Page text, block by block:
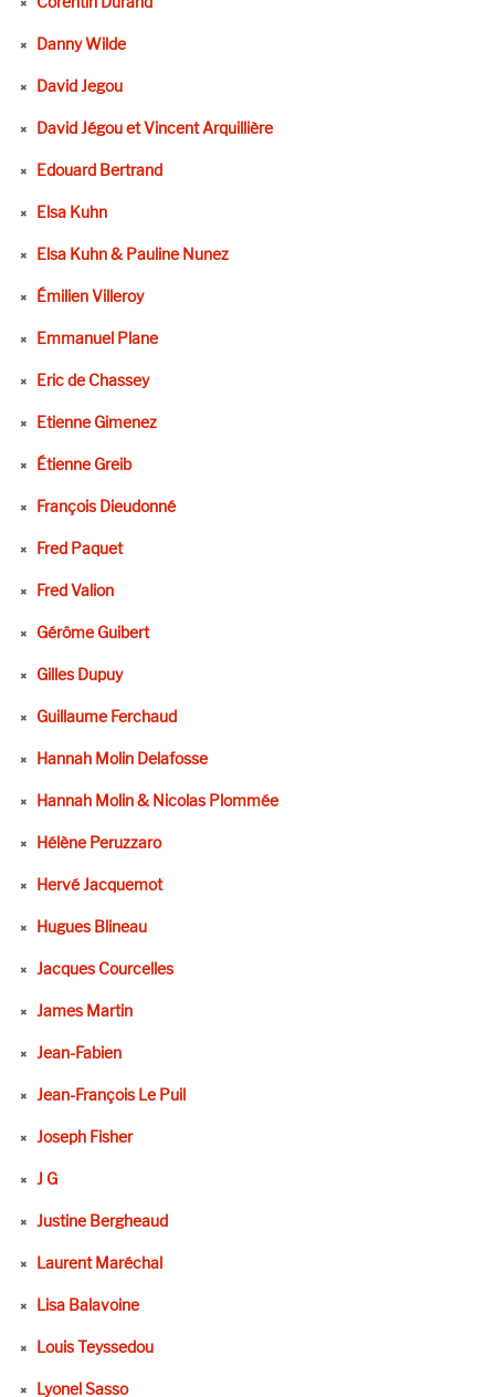
Danny Wilde
David Jegou
David Jégou et Vincent Arquillière
Edouard Bertrand
Elsa Kuhn
Elsa Kuhn & Pauline Nunez
Émilien Villeroy
Emmanuel Plane
Eric de Chassey
Etienne Gimenez
Étienne Greib
François Dieudonné
Fred Paquet
Fred Valion
Gérôme Guibert
Gilles Dupuy
Guillaume Ferchaud
Hannah Molin Delafosse
Hannah Molin & Nicolas Plommée
Hélène Peruzzaro
Hervé Jacquemot
Hugues Blineau
Jacques Courcelles
James Martin
Jean-Fabien
Jean-François Le Puil
Joseph Fisher
J G
Justine Bergheaud
Laurent Maréchal
Lisa Balavoine
Louis Teyssedou
Lyonel Sasso